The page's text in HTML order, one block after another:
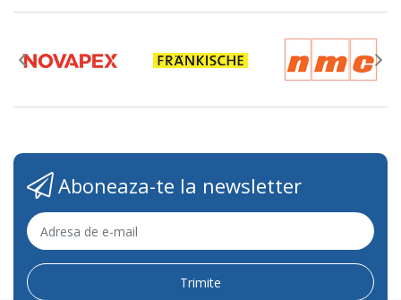
Aboneaza-te la newsletter
Trimite